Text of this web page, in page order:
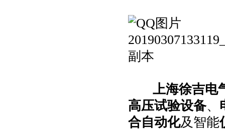
上海徐吉电
高压试验设备、
合自动化及智能